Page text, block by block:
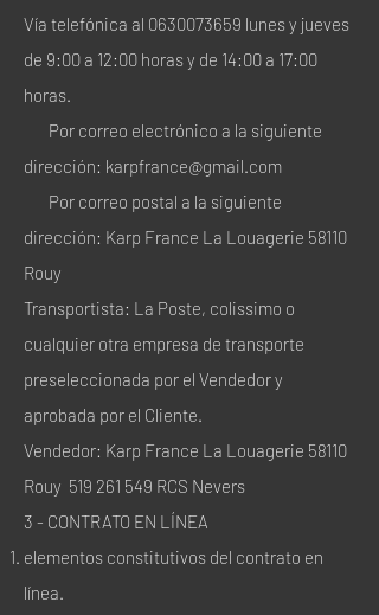
Vía telefónica al 0630073659 lunes y jueves
de 9:00 a 12:00 horas y de 14:00 a 17:00
horas.
Por correo electrónico a la siguiente
dirección: karpfrance@gmail.com
Por correo postal a la siguiente
dirección: Karp France La Louagerie 58110
Rouy
Transportista: La Poste, colissimo o
cualquier otra empresa de transporte
preseleccionada por el Vendedor y
aprobada por el Cliente.
Vendedor: Karp France La Louagerie 58110
Rouy 519 261 549 RCS Nevers
3 - CONTRATO EN LÍNEA
elementos constitutivos del contrato en
línea.